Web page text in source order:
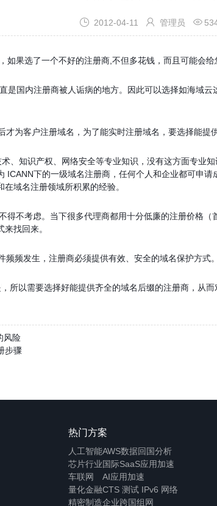
 2012-04-11  管理员 
果选了一个不好的注册商,不但多花钱，而且可能
国内注册商被人诟病的地方。因此可以选择如海域云
才为客户注册域名，为了能实时注册域名，要选择能提
、知识产权、网络安全等专业知识，没有这方面专业
ICANN下的一级域名注册商，任何个人和企业都可申
域名注册领域所积累的经验。
不考虑。当下很多代理商都用十分低廉的注册价格（
找回来。
频发生，注册商必须提供有效、安全的域名保护方式。
以需要选择好能提供齐全的域名后缀的注册商，从而
风险
步骤
热门方案
人工智能
芯片行业
车联网
量化金融
精密制造
AWS数据回国分析
国际SaaS应用加速
AI应用加速
CTS 测试 IPv6 网络
企业跨国组网